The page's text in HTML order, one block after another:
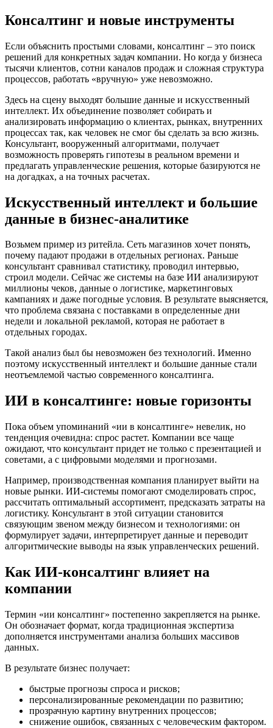
Консалтинг и новые инструменты
Если объяснить простыми словами, консалтинг – это поиск
решений для конкретных задач компании. Но когда у бизнеса
тысячи клиентов, сотни каналов продаж и сложная структура
процессов, работать «вручную» уже невозможно.
Здесь на сцену выходят большие данные и искусственный
интеллект. Их объединение позволяет собирать и
анализировать информацию о клиентах, рынках, внутренних
процессах так, как человек не смог бы сделать за всю жизнь.
Консультант, вооруженный алгоритмами, получает
возможность проверять гипотезы в реальном времени и
предлагать управленческие решения, которые базируются не
на догадках, а на точных расчетах.
Искусственный интеллект и большие
данные в бизнес-аналитике
Возьмем пример из ритейла. Сеть магазинов хочет понять,
почему падают продажи в отдельных регионах. Раньше
консультант сравнивал статистику, проводил интервью,
строил модели. Сейчас же системы на базе ИИ анализируют
миллионы чеков, данные о логистике, маркетинговых
кампаниях и даже погодные условия. В результате выясняется,
что проблема связана с поставками в определенные дни
недели и локальной рекламой, которая не работает в
отдельных городах.
Такой анализ был бы невозможен без технологий. Именно
поэтому искусственный интеллект и большие данные стали
неотъемлемой частью современного консалтинга.
ИИ в консалтинге: новые горизонты
Пока объем упоминаний «ии в консалтинге» невелик, но
тенденция очевидна: спрос растет. Компании все чаще
ожидают, что консультант придет не только с презентацией и
советами, а с цифровыми моделями и прогнозами.
Например, производственная компания планирует выйти на
новые рынки. ИИ-системы помогают смоделировать спрос,
рассчитать оптимальный ассортимент, предсказать затраты на
логистику. Консультант в этой ситуации становится
связующим звеном между бизнесом и технологиями: он
формулирует задачи, интерпретирует данные и переводит
алгоритмические выводы на язык управленческих решений.
Как ИИ-консалтинг влияет на
компании
Термин «ии консалтинг» постепенно закрепляется на рынке.
Он обозначает формат, когда традиционная экспертиза
дополняется инструментами анализа больших массивов
данных.
В результате бизнес получает:
быстрые прогнозы спроса и рисков;
персонализированные рекомендации по развитию;
прозрачную картину внутренних процессов;
снижение ошибок, связанных с человеческим фактором.